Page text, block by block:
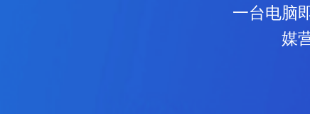
一台电脑
媒